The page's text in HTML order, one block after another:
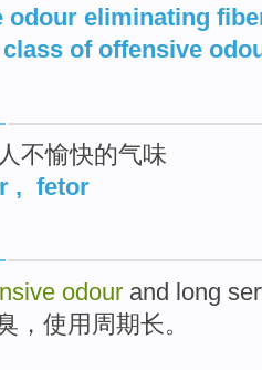
odour eliminating
of offensive
不愉快的气味
, fetor
odour and long
， 使用 周期长。